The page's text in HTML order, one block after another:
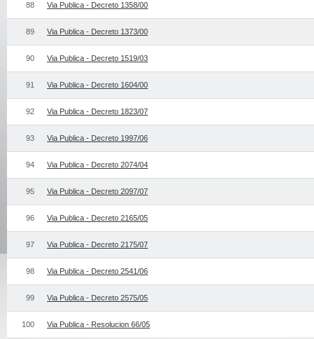
88 Via Publica - Decreto 1358/00
89 Via Publica - Decreto 1373/00
90 Via Publica - Decreto 1519/03
91 Via Publica - Decreto 1604/00
92 Via Publica - Decreto 1823/07
93 Via Publica - Decreto 1997/06
94 Via Publica - Decreto 2074/04
95 Via Publica - Decreto 2097/07
96 Via Publica - Decreto 2165/05
97 Via Publica - Decreto 2175/07
98 Via Publica - Decreto 2541/06
99 Via Publica - Decreto 2575/05
100 Via Publica - Resolucion 66/05